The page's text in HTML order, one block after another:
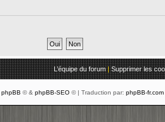
L’équipe du forum |Supprimer les
phpBB © & phpBB-SEO © | Traduction par: phpBB-fr.com